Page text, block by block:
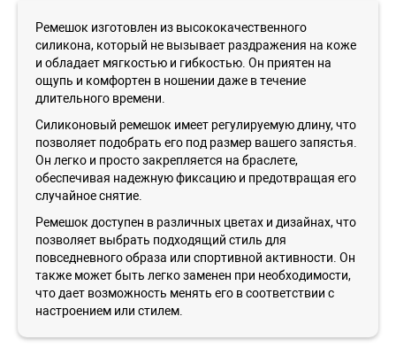
Ремешок изготовлен из высококачественного
силикона, который не вызывает раздражения на коже
и обладает мягкостью и гибкостью. Он приятен на
ощупь и комфортен в ношении даже в течение
длительного времени.
Силиконовый ремешок имеет регулируемую длину, что
позволяет подобрать его под размер вашего запястья.
Он легко и просто закрепляется на браслете,
обеспечивая надежную фиксацию и предотвращая его
случайное снятие.
Ремешок доступен в различных цветах и дизайнах, что
позволяет выбрать подходящий стиль для
повседневного образа или спортивной активности. Он
также может быть легко заменен при необходимости,
что дает возможность менять его в соответствии с
настроением или стилем.